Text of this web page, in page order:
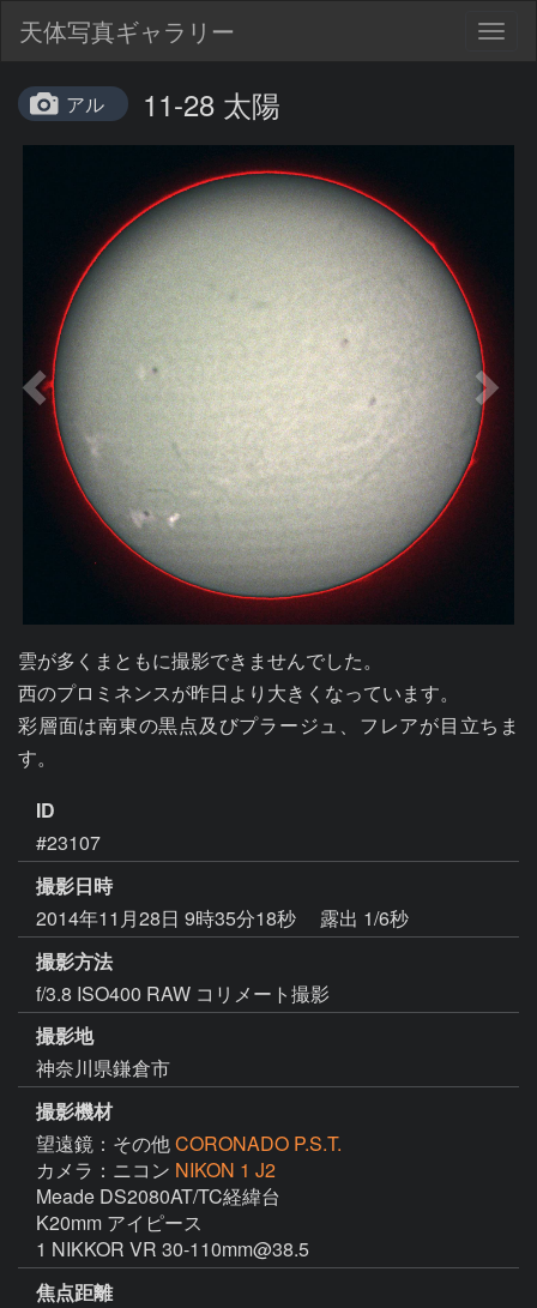
天体写真ギャラリー
アル 11-28 太陽
雲が多くまともに撮影できませんでした。
西のプロミネンスが昨日より大きくなっています。
彩層面は南東の黒点及びプラージュ、フレアが目立ちま
す。
ID
#23107
撮影日時
2014年11月28日 9時35分18秒
露出 1/6秒
撮影方法
f/3.8 ISO400 RAW コリメート撮影
撮影地
神奈川県鎌倉市
撮影機材
望遠鏡：その他CORONADO P.S.T.
カメラ：ニコン NIKON 1 J2
Meade DS2080AT/TC経緯台
K20mm アイピース
1 NIKKOR VR 30-110mm@38.5
焦点距離